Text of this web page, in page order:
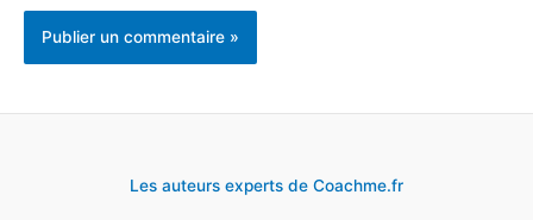
Les auteurs experts de Coachme.fr